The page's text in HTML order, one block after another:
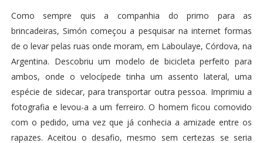
Como sempre quis a companhia do primo para as
brincadeiras, Simón começou a pesquisar na internet formas
de o levar pelas ruas onde moram, em Laboulaye, Córdova, na
Argentina. Descobriu um modelo de bicicleta perfeito para
ambos, onde o velocípede tinha um assento lateral, uma
espécie de sidecar, para transportar outra pessoa. Imprimiu a
fotografia e levou-a a um ferreiro. O homem ficou comovido
com o pedido, uma vez que já conhecia a amizade entre os
rapazes. Aceitou o desafio, mesmo sem certezas se seria